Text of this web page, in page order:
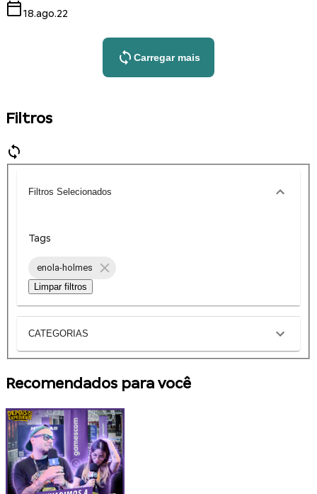
18.ago.22
Carregar mais
Filtros
Filtros Selecionados
Tags
enola-holmes
Limpar filtros
CATEGORIAS
Recomendados para você